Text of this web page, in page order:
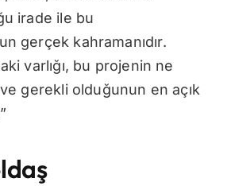
irade ile bu
gerçek kahramanıdır.
varlığı, bu projenin ne
gerekli olduğunun en açık